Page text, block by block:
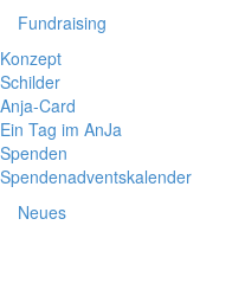
Fundraising
Konzept
Schilder
Anja-Card
Ein Tag im AnJa
Spenden
Spendenadventskalender
Neues